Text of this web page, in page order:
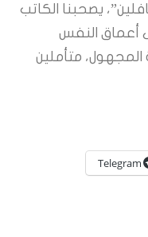
يصحبنا الكاتب
أعماق النفس
متأملين
Telegram